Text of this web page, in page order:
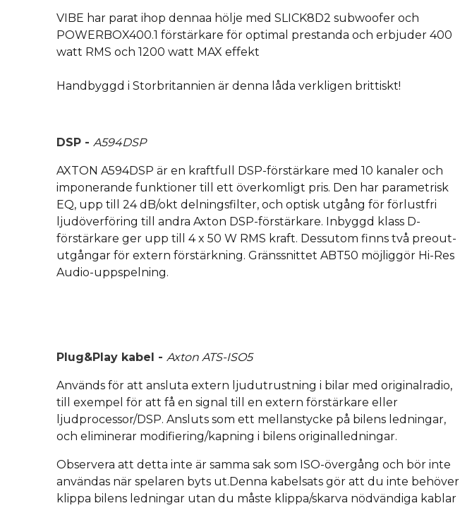
VIBE har parat ihop dennaa hölje med SLICK8D2 subwoofer och
POWERBOX400.1 förstärkare för optimal prestanda och erbjuder 400
watt RMS och 1200 watt MAX effekt
Handbyggd i Storbritannien är denna låda verkligen brittiskt!
DSP - A594DSP
AXTON A594DSP är en kraftfull DSP-förstärkare med 10 kanaler och
imponerande funktioner till ett överkomligt pris. Den har parametrisk
EQ, upp till 24 dB/okt delningsfilter, och optisk utgång för förlustfri
ljudöverföring till andra Axton DSP-förstärkare. Inbyggd klass D-
förstärkare ger upp till 4 x 50 W RMS kraft. Dessutom finns två preout-
utgångar för extern förstärkning. Gränssnittet ABT50 möjliggör Hi-Res
Audio-uppspelning.
Plug&Play kabel - Axton ATS-ISO5
Används för att ansluta extern ljudutrustning i bilar med originalradio,
till exempel för att få en signal till en extern förstärkare eller
ljudprocessor/DSP. Ansluts som ett mellanstycke på bilens ledningar,
och eliminerar modifiering/kapning i bilens originalledningar.
Observera att detta inte är samma sak som ISO-övergång och bör inte
användas när spelaren byts ut.Denna kabelsats gör att du inte behöver
klippa bilens ledningar utan du måste klippa/skarva nödvändiga kablar